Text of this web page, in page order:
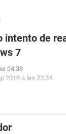
intento de
7
04:38
2019 a las 23:34